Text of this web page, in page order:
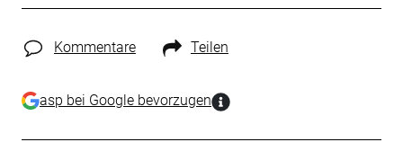
Kommentare Teilen
asp bei Google bevorzugen